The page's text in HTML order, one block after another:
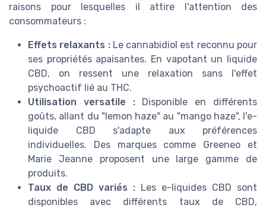
raisons pour lesquelles il attire l'attention des
consommateurs :
Effets relaxants :Le cannabidiol est reconnu pour
ses propriétés apaisantes. En vapotant un liquide
CBD, on ressent une relaxation sans l'effet
psychoactif lié au THC.
Utilisation versatile :Disponible en différents
goûts, allant du "lemon haze" au "mango haze", l'e-
liquide CBD s'adapte aux préférences
individuelles. Des marques comme Greeneo et
Marie Jeanne proposent une large gamme de
produits.
Taux de CBD variés : Les e-liquides CBD sont
disponibles avec différents taux de CBD,